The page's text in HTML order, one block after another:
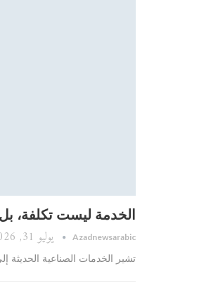
الخدمة ليست تكلفة،
Azadnewsarabic يوليو 31, 2026
تشير الخدمات الصناعية الحديثة